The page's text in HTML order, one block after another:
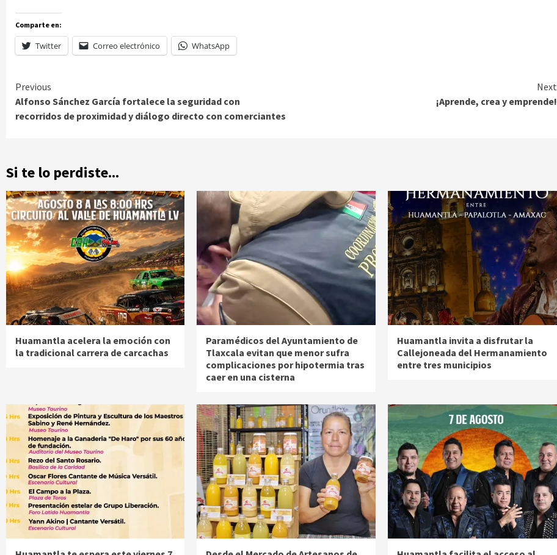
Comparte en:
Twitter Correo electrónico WhatsApp
Continue
Reading
Previous
Alfonso Sánchez García fortalece la seguridad con
recorridos de proximidad y diálogo directo con comerciantes
Next
¡Aprende, crea y emprende!
Si te lo perdiste...
Huamantla acelera la emoción con
la tradicional carrera de carcachas
Paramédicos del Ayuntamiento de
Tlaxcala evitan que menor sufra
complicaciones por hipotermia tras
caer en una cisterna
Huamantla invita a disfrutar la
Callejoneada del Hermanamiento
entre tres municipios